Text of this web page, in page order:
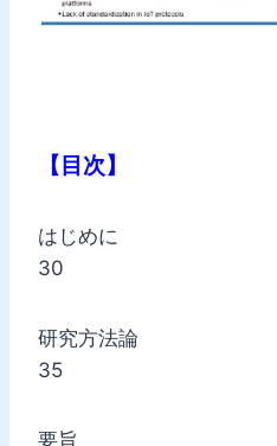
【目次】
はじめに
30
研究方法論
35
要旨